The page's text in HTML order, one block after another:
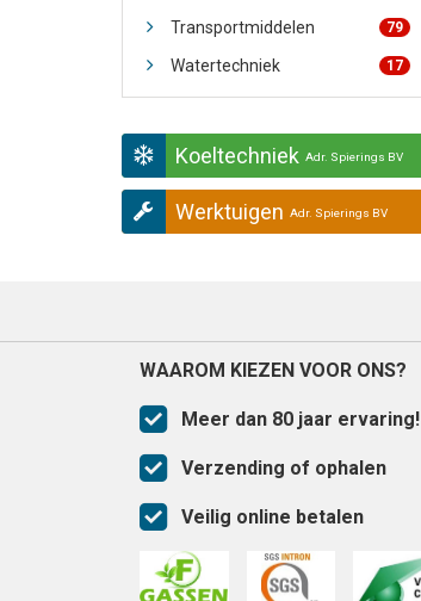
Transportmiddelen 79
Watertechniek 17
Koeltechniek Adr. Spierings BV
Werktuigen Adr. Spierings BV
WAAROM KIEZEN VOOR ONS?
Meer dan 80 jaar ervaring!
Verzending of ophalen
Veilig online betalen